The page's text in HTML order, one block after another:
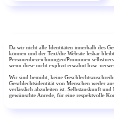
Da wir nicht alle Identitäten innerhalb des
können und der Text/die Website lesbar
Personenbezeichnungen/Pronomen
wenn diese nicht explizit erwähnt bzw.
Wir sind bemüht, keine
Geschlechtsidentität von Menschen weder
verlässlich abzuleiten ist. Selbstauskunft
gewünschte Anrede, für eine respektvolle